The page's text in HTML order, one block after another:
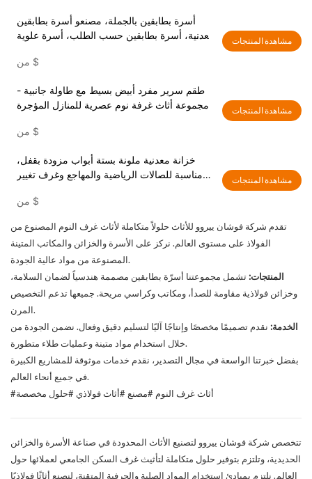
أسرة بطابقين بالجملة، مصنعو أسرة بطابقين
معدنية، أسرة بطابقين حسب الطلب، أسرة علوية
$
مشاهدة المنتجات
طقم سرير مفرد أبيض بسيط مع طاولة جانبية -
مجموعة أثاث غرفة نوم عصرية للمنازل المؤجرة
$
مشاهدة المنتجات
خزانة معدنية ملونة بستة أبواب مزودة بقفل،
مناسبة للصالات الرياضية والمهاجع وغرف تغيير
$
مشاهدة المنتجات
تقدم شركة فوشان ييروو للأثاث حلولاً متكاملة لأثاث غرف النوم المصنوع من
الفولاذ على مستوى العالم. نركز على الأسرة والخزائن والمكاتب المتينة
المصنوعة من مواد عالية الجودة.
المنتجات:تشمل مجموعتنا أسرّة بطابقين مصممة هندسياً لضمان السلامة،
وخزائن فولاذية مقاومة للصدأ، ومكاتب وكراسي مريحة. جميعها تدعم التخصيص
المرن.
الخدمة: نقدم تصميمًا مخصصًا وإنتاجًا آليًا لتسليم دقيق وفعال. نضمن الجودة من
خلال استخدام مواد متينة وعمليات طلاء متطورة.
بفضل خبرتنا الواسعة في مجال التصدير، نقدم خدمات موثوقة للمشاريع الكبيرة
في جميع أنحاء العالم.
#أثاث غرف النوم #مصنع #أثاث فولاذي #حلول مخصصة
تتخصص شركة فوشان ييروو لتصنيع الأثاث المحدودة في صناعة الأسرة والخزائن
الحديدية، وتلتزم بتوفير حلول متكاملة لتأثيث غرف السكن الجامعي لعملائها حول
العالم. نلتزم بمبادئ استخدام المواد الصلبة والحرفية المتقنة، لنصنع أثاثًا فولاذيًا